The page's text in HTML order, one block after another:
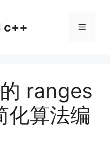
c++ 菜
ranges
化算法编